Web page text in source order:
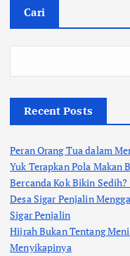
Cari
Recent Posts
Peran Orang Tua dalam
Yuk Terapkan Pola Makan
Bercanda Kok Bikin
Desa Sigar Penjalin
Sigar Penjalin
Hijrah Bukan Tentang
Menyikapinya